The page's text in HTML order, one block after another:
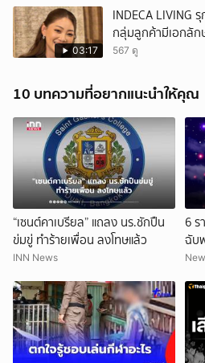
03:17
INDECA LIVING
กลุ่มลูกค้ามีเอกลั
567 ดู
10 บทความที่อยากแนะนำให้คุณ
“เซนต์คาเบรียล” แถลง นร.ชักปืน
ข่มขู่ ทำร้ายเพื่อน ลงโทษแล้ว
INN News
6
ฉับ